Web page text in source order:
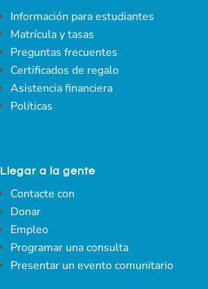
Información para estudiantes
Matrícula y tasas
Preguntas frecuentes
Certificados de regalo
Asistencia financiera
Políticas
Llegar a la gente
Contacte con
Donar
Empleo
Programar una consulta
Presentar un evento comunitario